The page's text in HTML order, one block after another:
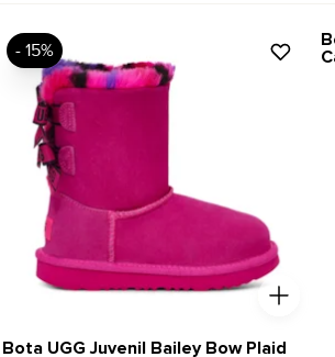
Bota UGG Juvenil Bailey Bow Plaid
- 15%